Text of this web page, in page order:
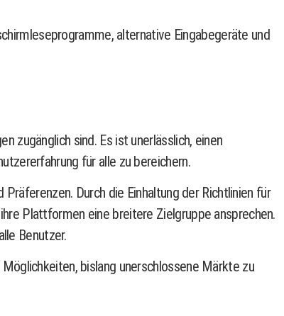
alternative Eingabegeräte und
zugänglich sind. Es ist unerlässlich, einen
für alle zu bereichern.
Durch die Einhaltung der Richtlinien für
Plattformen eine breitere Zielgruppe ansprechen.
Benutzer.
bislang unerschlossene Märkte zu